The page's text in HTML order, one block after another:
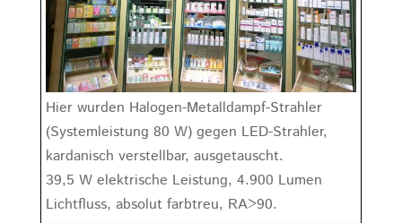
Hier wurden Halogen-Metalldampf-Strahler
(Systemleistung 80 W) gegen LED-Strahler,
kardanisch verstellbar, ausgetauscht.
39,5 W elektrische Leistung, 4.900 Lumen
Lichtfluss, absolut farbtreu, RA>90.